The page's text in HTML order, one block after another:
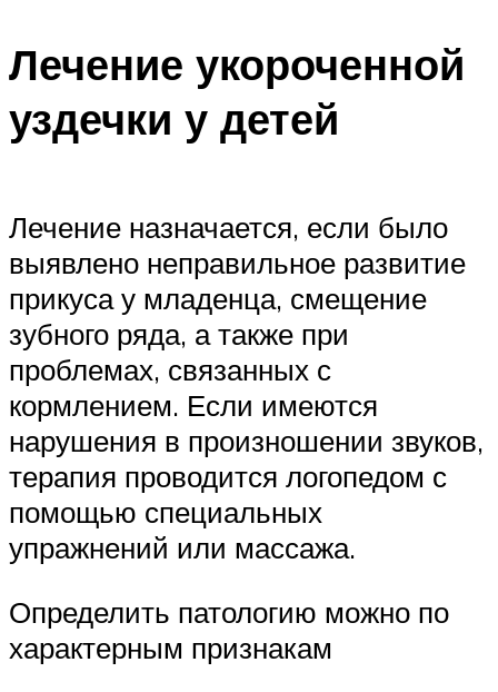
Лечение укороченной
уздечки у детей
Лечение назначается, если было
выявлено неправильное развитие
прикуса у младенца, смещение
зубного ряда, а также при
проблемах, связанных с
кормлением. Если имеются
нарушения в произношении звуков,
терапия проводится логопедом с
помощью специальных
упражнений или массажа.
Определить патологию можно по
характерным признакам